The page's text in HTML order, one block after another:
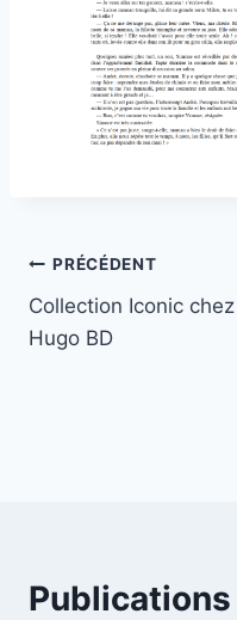
PRÉCÉDENT
Collection Iconic chez
Hugo BD